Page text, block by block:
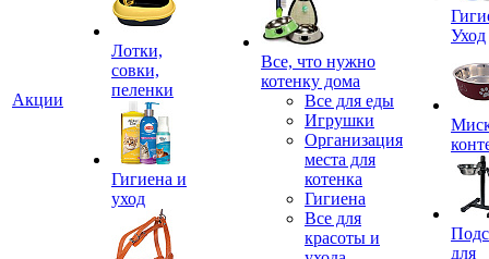
Акции
Лотки,
совки,
пеленки
Гигиена и
уход
Все, что нужно
котенку дома
Все для еды
Игрушки
Организация
места для
котенка
Гигиена
Все для
красоты и
Уход
для